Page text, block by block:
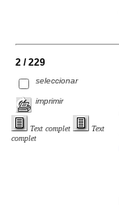
2 / 229
seleccionar
imprimir
Text complet
Text
complet